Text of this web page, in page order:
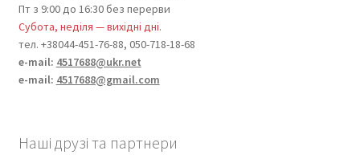
Пт з 9:00 до 16:30 без перерви
Субота, неділя — вихідні дні.
тел. +38044-451-76-88, 050-718-18-68
e-mail: 4517688@ukr.net
e-mail: 4517688@gmail.com
Наші друзі та партнери